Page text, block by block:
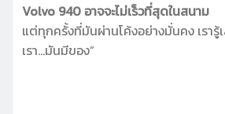
Volvo 940 อาจจะไม่เร็วที่สุดในสนาม
แต่ทุกครั้งที่มันผ่านโค้งอย่างมั่นคง เรารู้
เรา…มันมีของ”